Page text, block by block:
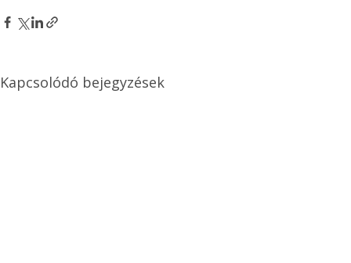
Kapcsolódó bejegyzések